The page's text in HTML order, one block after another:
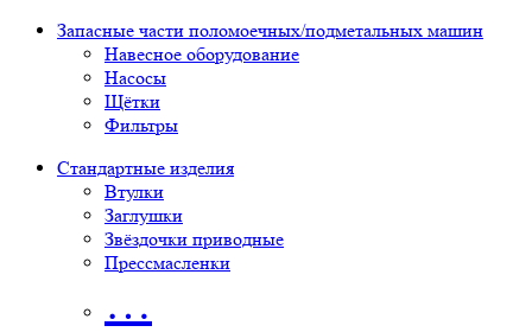
Запасные части поломоечных/подметальных машин
Навесное оборудование
Насосы
Щётки
Фильтры
Стандартные изделия
Втулки
Заглушки
Звёздочки приводные
Прессмасленки
…